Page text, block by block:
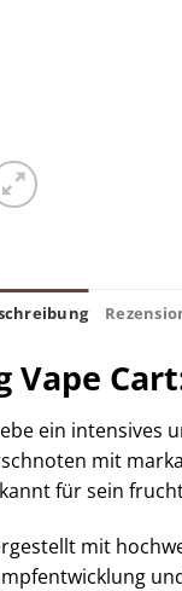
Vape
ein intensives
mit
für sein
mit